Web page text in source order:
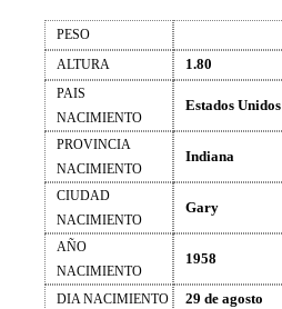
PESO
ALTURA
1.80
PAIS
NACIMIENTO
Estados Unidos
PROVINCIA
NACIMIENTO
Indiana
CIUDAD
NACIMIENTO
Gary
AÑO
NACIMIENTO
1958
DIA NACIMIENTO 29 de agosto